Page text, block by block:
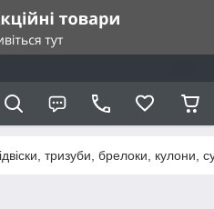
тризуби, брелоки, кулони,